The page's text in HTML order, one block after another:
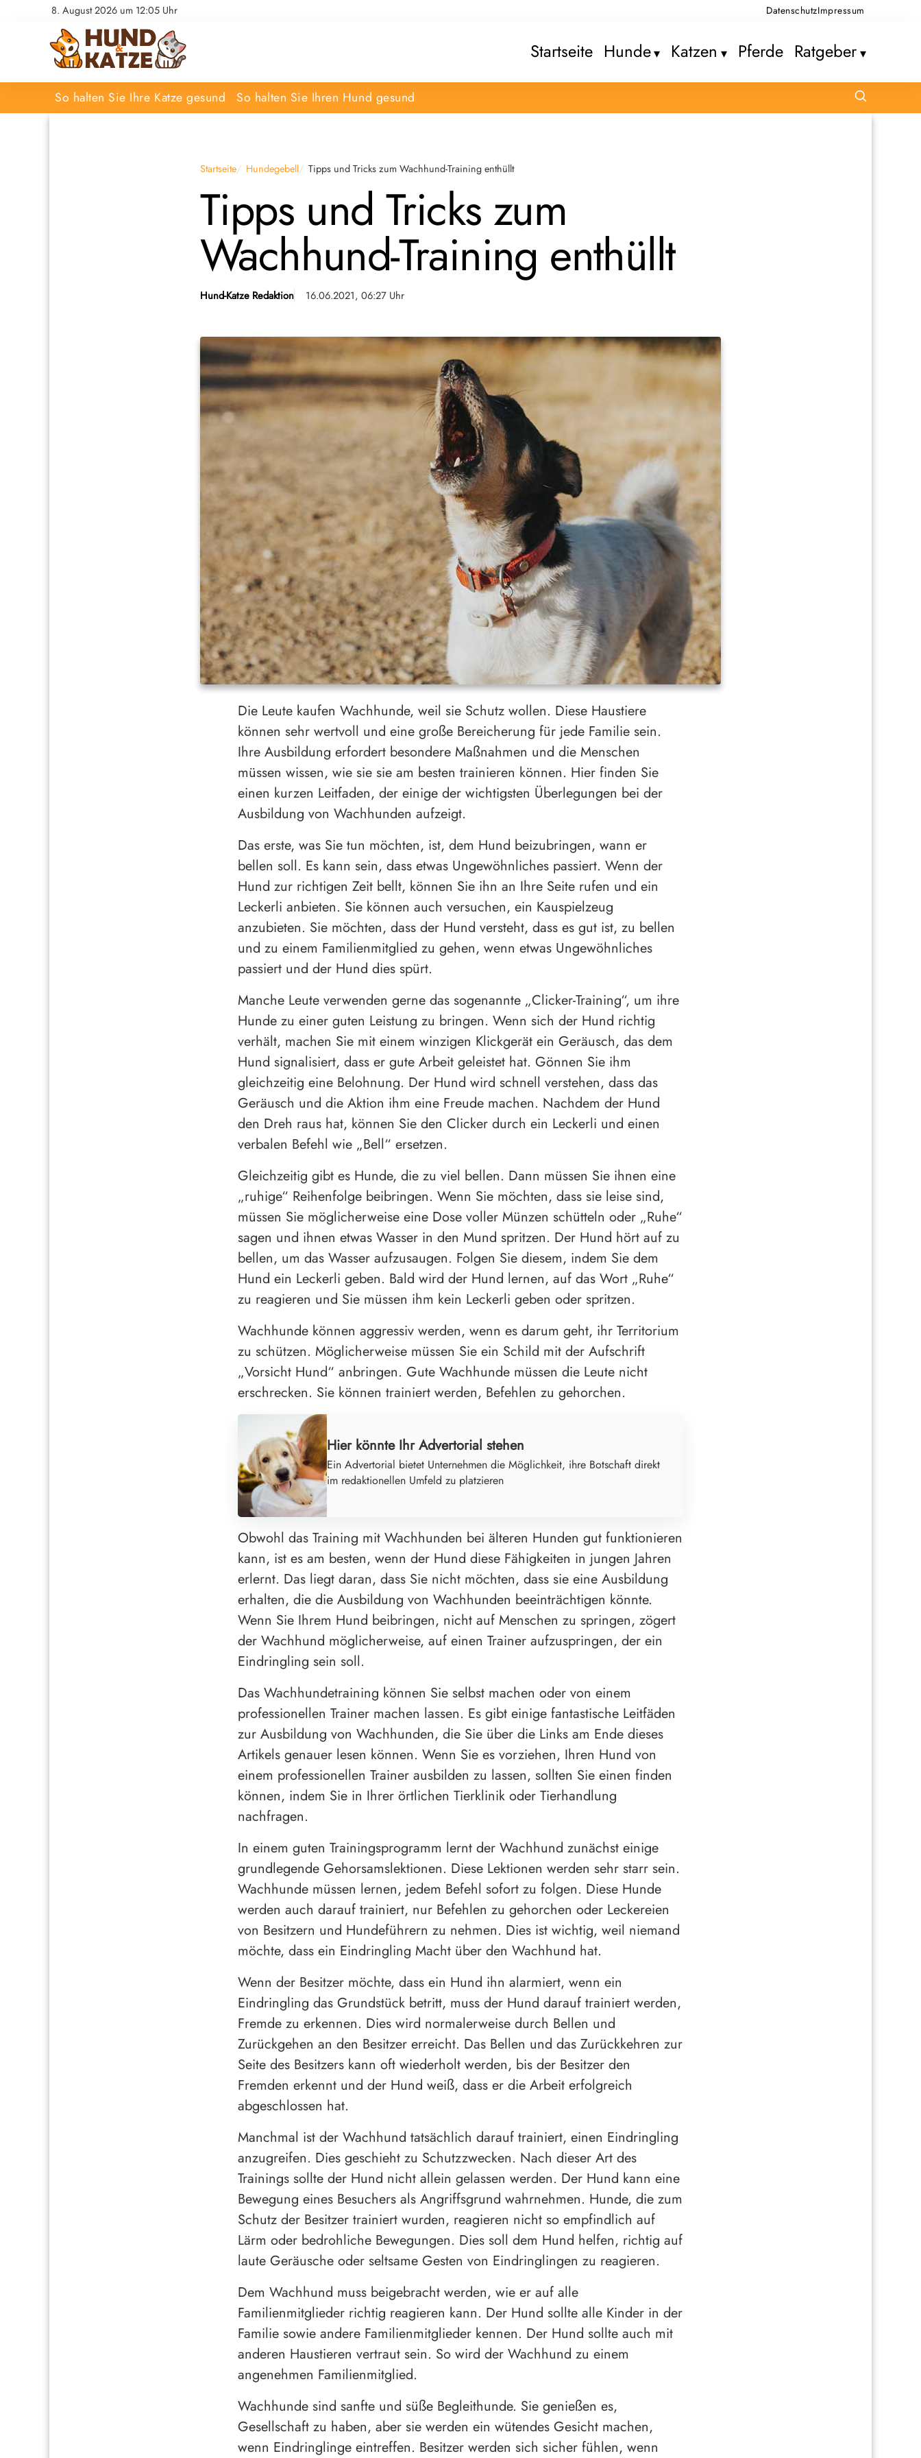
8. August 2026 um 12:05 Uhr DatenschutzImpressum
Startseite Hunde Katzen Pferde Ratgeber
So halten Sie Ihre Katze gesund So halten Sie Ihren Hund gesund
Startseite Hundegebell Tipps und Tricks zum Wachhund-Training enthüllt
Tipps und Tricks zum
Wachhund-Training enthüllt
Hund-Katze Redaktion 16.06.2021, 06:27 Uhr
Die Leute kaufen Wachhunde, weil sie Schutz wollen. Diese Haustiere
können sehr wertvoll und eine große Bereicherung für jede Familie sein.
Ihre Ausbildung erfordert besondere Maßnahmen und die Menschen
müssen wissen, wie sie sie am besten trainieren können. Hier finden Sie
einen kurzen Leitfaden, der einige der wichtigsten Überlegungen bei der
Ausbildung von Wachhunden aufzeigt.
Das erste, was Sie tun möchten, ist, dem Hund beizubringen, wann er
bellen soll. Es kann sein, dass etwas Ungewöhnliches passiert. Wenn der
Hund zur richtigen Zeit bellt, können Sie ihn an Ihre Seite rufen und ein
Leckerli anbieten. Sie können auch versuchen, ein Kauspielzeug
anzubieten. Sie möchten, dass der Hund versteht, dass es gut ist, zu bellen
und zu einem Familienmitglied zu gehen, wenn etwas Ungewöhnliches
passiert und der Hund dies spürt.
Manche Leute verwenden gerne das sogenannte „Clicker-Training“, um ihre
Hunde zu einer guten Leistung zu bringen. Wenn sich der Hund richtig
verhält, machen Sie mit einem winzigen Klickgerät ein Geräusch, das dem
Hund signalisiert, dass er gute Arbeit geleistet hat. Gönnen Sie ihm
gleichzeitig eine Belohnung. Der Hund wird schnell verstehen, dass das
Geräusch und die Aktion ihm eine Freude machen. Nachdem der Hund
den Dreh raus hat, können Sie den Clicker durch ein Leckerli und einen
verbalen Befehl wie „Bell“ ersetzen.
Gleichzeitig gibt es Hunde, die zu viel bellen. Dann müssen Sie ihnen eine
„ruhige“ Reihenfolge beibringen. Wenn Sie möchten, dass sie leise sind,
müssen Sie möglicherweise eine Dose voller Münzen schütteln oder „Ruhe“
sagen und ihnen etwas Wasser in den Mund spritzen. Der Hund hört auf zu
bellen, um das Wasser aufzusaugen. Folgen Sie diesem, indem Sie dem
Hund ein Leckerli geben. Bald wird der Hund lernen, auf das Wort „Ruhe“
zu reagieren und Sie müssen ihm kein Leckerli geben oder spritzen.
Wachhunde können aggressiv werden, wenn es darum geht, ihr Territorium
zu schützen. Möglicherweise müssen Sie ein Schild mit der Aufschrift
„Vorsicht Hund“ anbringen. Gute Wachhunde müssen die Leute nicht
erschrecken. Sie können trainiert werden, Befehlen zu gehorchen.
Hier könnte Ihr Advertorial stehen
Ein Advertorial bietet Unternehmen die Möglichkeit, ihre Botschaft direkt
im redaktionellen Umfeld zu platzieren
Obwohl das Training mit Wachhunden bei älteren Hunden gut funktionieren
kann, ist es am besten, wenn der Hund diese Fähigkeiten in jungen Jahren
erlernt. Das liegt daran, dass Sie nicht möchten, dass sie eine Ausbildung
erhalten, die die Ausbildung von Wachhunden beeinträchtigen könnte.
Wenn Sie Ihrem Hund beibringen, nicht auf Menschen zu springen, zögert
der Wachhund möglicherweise, auf einen Trainer aufzuspringen, der ein
Eindringling sein soll.
Das Wachhundetraining können Sie selbst machen oder von einem
professionellen Trainer machen lassen. Es gibt einige fantastische Leitfäden
zur Ausbildung von Wachhunden, die Sie über die Links am Ende dieses
Artikels genauer lesen können. Wenn Sie es vorziehen, Ihren Hund von
einem professionellen Trainer ausbilden zu lassen, sollten Sie einen finden
können, indem Sie in Ihrer örtlichen Tierklinik oder Tierhandlung
nachfragen.
In einem guten Trainingsprogramm lernt der Wachhund zunächst einige
grundlegende Gehorsamslektionen. Diese Lektionen werden sehr starr sein.
Wachhunde müssen lernen, jedem Befehl sofort zu folgen. Diese Hunde
werden auch darauf trainiert, nur Befehlen zu gehorchen oder Leckereien
von Besitzern und Hundeführern zu nehmen. Dies ist wichtig, weil niemand
möchte, dass ein Eindringling Macht über den Wachhund hat.
Wenn der Besitzer möchte, dass ein Hund ihn alarmiert, wenn ein
Eindringling das Grundstück betritt, muss der Hund darauf trainiert werden,
Fremde zu erkennen. Dies wird normalerweise durch Bellen und
Zurückgehen an den Besitzer erreicht. Das Bellen und das Zurückkehren zur
Seite des Besitzers kann oft wiederholt werden, bis der Besitzer den
Fremden erkennt und der Hund weiß, dass er die Arbeit erfolgreich
abgeschlossen hat.
Manchmal ist der Wachhund tatsächlich darauf trainiert, einen Eindringling
anzugreifen. Dies geschieht zu Schutzzwecken. Nach dieser Art des
Trainings sollte der Hund nicht allein gelassen werden. Der Hund kann eine
Bewegung eines Besuchers als Angriffsgrund wahrnehmen. Hunde, die zum
Schutz der Besitzer trainiert wurden, reagieren nicht so empfindlich auf
Lärm oder bedrohliche Bewegungen. Dies soll dem Hund helfen, richtig auf
laute Geräusche oder seltsame Gesten von Eindringlingen zu reagieren.
Dem Wachhund muss beigebracht werden, wie er auf alle
Familienmitglieder richtig reagieren kann. Der Hund sollte alle Kinder in der
Familie sowie andere Familienmitglieder kennen. Der Hund sollte auch mit
anderen Haustieren vertraut sein. So wird der Wachhund zu einem
angenehmen Familienmitglied.
Wachhunde sind sanfte und süße Begleithunde. Sie genießen es,
Gesellschaft zu haben, aber sie werden ein wütendes Gesicht machen,
wenn Eindringlinge eintreffen. Besitzer werden sich sicher fühlen, wenn